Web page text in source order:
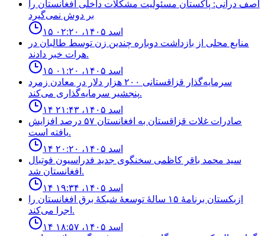
اصف درانی: پاکستان مسئولیت مشکلات داخلی افغانستان را
بر دوش نمی‌گیرد
۱۵ اسد ۱۴۰۵، ۰۲:۲۰
منابع محلى از بازداشت دوباره چندين زن توسط طالبان در
هرات خبر دادند.
۱۵ اسد ۱۴۰۵، ۰۱:۲۰
سرمایه‌گذار قزاقستانی ۲۰۰ هزار دلار در معادن زمرد
پنجشیر سرمایه‌گذاری می‌کند.
۱۴ اسد ۱۴۰۵، ۲۱:۴۳
صادرات غلات قزاقستان به افغانستان ۵۷ درصد افزایش
یافته است.
۱۴ اسد ۱۴۰۵، ۲۰:۲۰
سيد محمد باقر كاظمى سخنگوى جديد فدراسيون فوتبال
افغانستان شد.
۱۴ اسد ۱۴۰۵، ۱۹:۳۴
ازبکستان برنامهٔ ۱۵ سالهٔ توسعهٔ شبکهٔ برق افغانستان را
اجرا می‌کند.
۱۴ اسد ۱۴۰۵، ۱۸:۵۷